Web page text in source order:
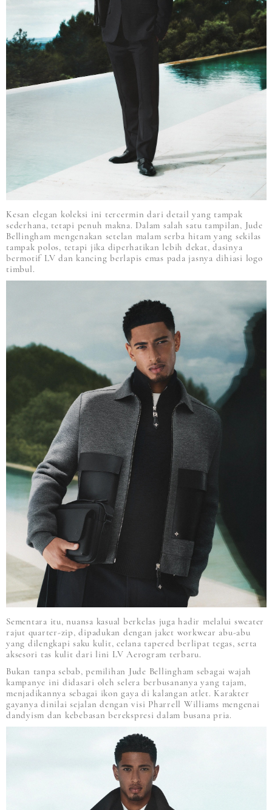
Kesan elegan koleksi ini tercermin dari detail yang tampak
sederhana, tetapi penuh makna. Dalam salah satu tampilan, Jude
Bellingham mengenakan setelan malam serba hitam yang sekilas
tampak polos, tetapi jika diperhatikan lebih dekat, dasinya
bermotif LV dan kancing berlapis emas pada jasnya dihiasi logo
timbul.
Sementara itu, nuansa kasual berkelas juga hadir melalui sweater
rajut quarter-zip, dipadukan dengan jaket workwear abu-abu
yang dilengkapi saku kulit, celana tapered berlipat tegas, serta
aksesori tas kulit dari lini LV Aerogram terbaru.
Bukan tanpa sebab, pemilihan Jude Bellingham sebagai wajah
kampanye ini didasari oleh selera berbusananya yang tajam,
menjadikannya sebagai ikon gaya di kalangan atlet. Karakter
gayanya dinilai sejalan dengan visi Pharrell Williams mengenai
dandyism dan kebebasan berekspresi dalam busana pria.